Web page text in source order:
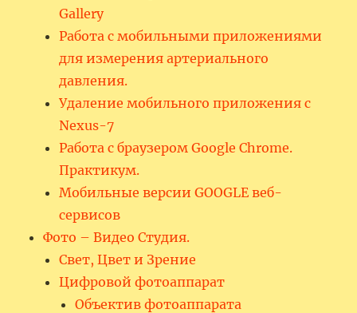
Gallery
Работа с мобильными приложениями
для измерения артериального
давления.
Удаление мобильного приложения с
Nexus-7
Работа с браузером Google Chrome.
Практикум.
Мобильные версии GOOGLE веб-
сервисов
Фото – Видео Студия.
Свет, Цвет и Зрение
Цифровой фотоаппарат
Объектив фотоаппарата